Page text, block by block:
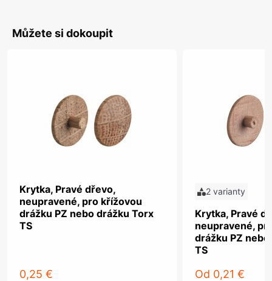
Můžete si dokoupit
Krytka, Pravé dřevo,
neupravené, pro křížovou
drážku PZ nebo drážku Torx
TS
0,25 €
2 varianty
Krytka, Pravé
neupravené,
drážku PZ
TS
Od 0,21 €